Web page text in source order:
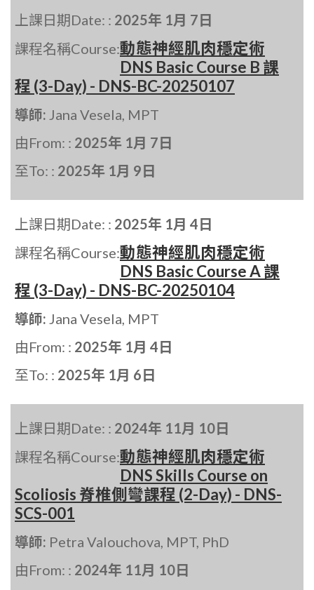
上課日期Date: : 2025年 1月 7日
課程名稱Course:動態神經肌肉穩定術
DNS Basic Course B 課
程 (3-Day) - DNS-BC-20250107
導師: Jana Vesela, MPT
由From: : 2025年 1月 7日
至To: : 2025年 1月 9日
上課日期Date: : 2025年 1月 4日
課程名稱Course:動態神經肌肉穩定術
DNS Basic Course A 課
程 (3-Day) - DNS-BC-20250104
導師: Jana Vesela, MPT
由From: : 2025年 1月 4日
至To: : 2025年 1月 6日
上課日期Date: : 2024年 11月 10日
課程名稱Course:動態神經肌肉穩定術
DNS Skills Course on
Scoliosis 脊椎側彎課程 (2-Day) - DNS-
SCS-001
導師: Petra Valouchova, MPT, PhD
由From: : 2024年 11月 10日